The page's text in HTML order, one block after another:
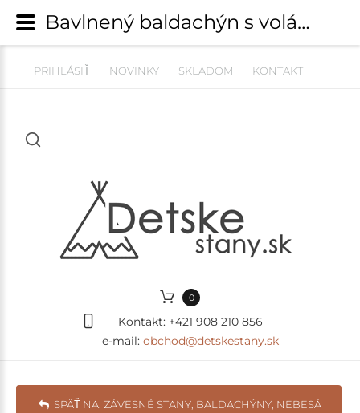
PRIHLÁSIŤ NOVINKY SKLADOM KONTAKT
0
Kontakt: +421 908 210 856
e-mail: obchod@detskestany.sk
SPÄŤ NA: ZÁVESNÉ STANY, BALDACHÝNY, NEBESÁ
Bavlnený baldachýn s volánmi / závesný stan (275 cm) - šalvia | Závesné stany, baldachýny, nebesá | detskestany.sk